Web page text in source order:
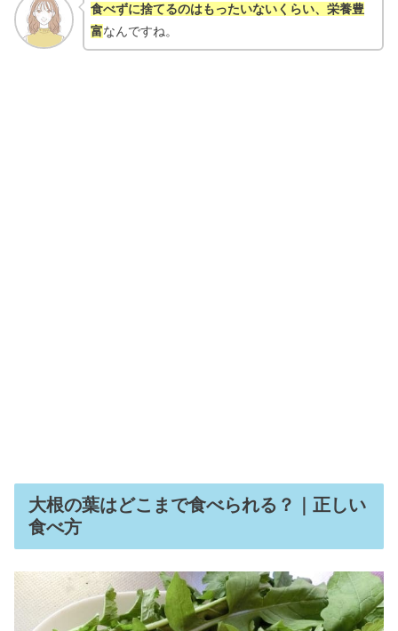
食べずに捨てるのはもったいないくらい、栄養豊
富なんですね。
大根の葉はどこまで食べられる？｜正しい
食べ方